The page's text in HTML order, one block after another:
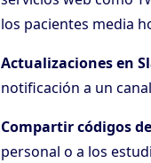
los pacientes media
Actualizaciones en
notificación a un
Compartir códigos
personal o a los